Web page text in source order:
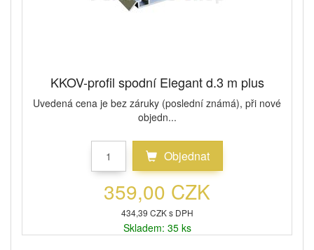
KKOV-profil spodní Elegant d.3 m plus
Uvedená cena je bez záruky (poslední známá), při nové
objedn...
Objednat
359,00 CZK
434,39 CZK s DPH
Skladem: 35 ks